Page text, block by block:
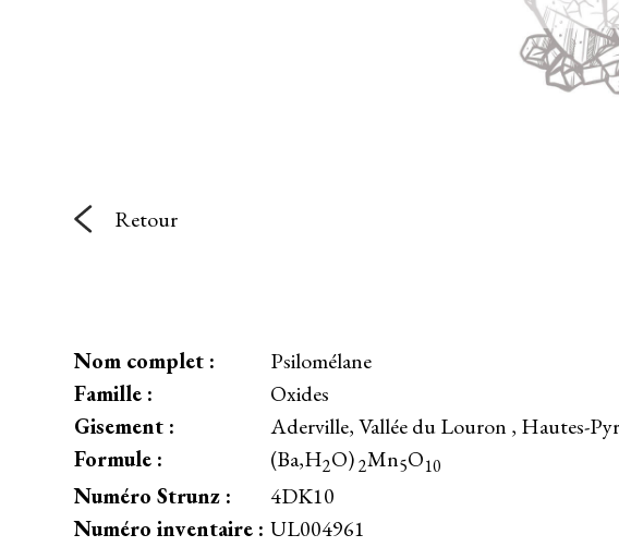
Retour
Nom complet :
Psilomélane
Famille :
Oxides
Gisement :
Aderville, Vallée du Louron , Hautes-
Formule :
(Ba,H2O)2Mn5O10
Numéro Strunz :
4DK10
Numéro inventaire : UL004961